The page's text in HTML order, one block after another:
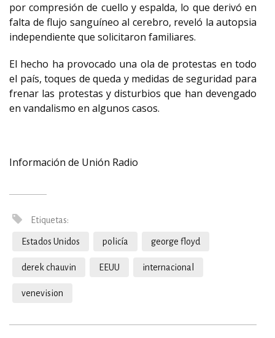
por compresión de cuello y espalda, lo que derivó en
falta de flujo sanguíneo al cerebro, reveló la autopsia
independiente que solicitaron familiares.
El hecho ha provocado una ola de protestas en todo
el país, toques de queda y medidas de seguridad para
frenar las protestas y disturbios que han devengado
en vandalismo en algunos casos.
Información de Unión Radio
Etiquetas:
Estados Unidos policía george floyd
derek chauvin EEUU internacional
venevision